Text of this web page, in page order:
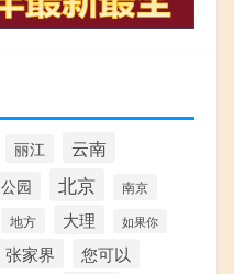
丽江 云南
公园 北京
南京
地方 大理 如果你
张家界 您可以